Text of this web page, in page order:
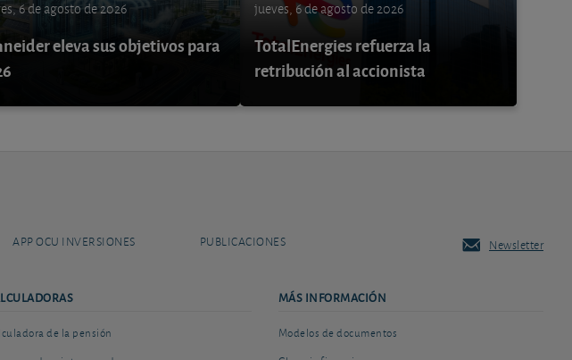
6 de agosto de 2026
eleva sus objetivos para
jueves, 6 de agosto de 2026
TotalEnergies refuerza la
retribución al accionista
APP OCU INVERSIONES PUBLICACIONES Newsletter
de la pensión
MÁS INFORMACIÓN
Modelos de documentos